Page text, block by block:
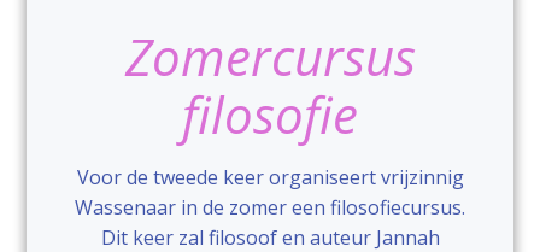
Zomercursus
filosofie
Voor de tweede keer organiseert vrijzinnig
Wassenaar in de zomer een filosofiecursus.
Dit keer zal filosoof en auteur Jannah